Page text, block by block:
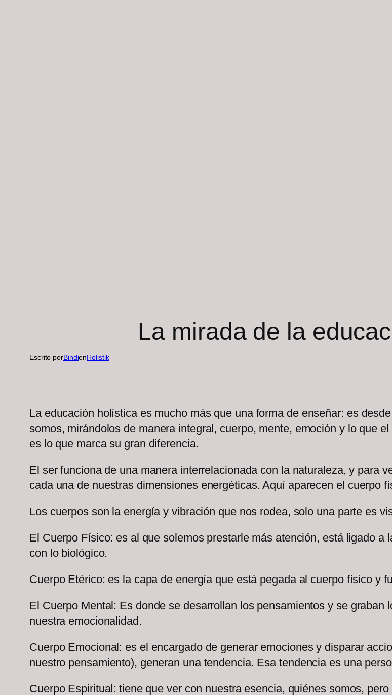
La mirada de la
Escrito porBindienHolistik
La educación holística es mucho más que una forma de enseñar: es
somos, mirándolos de manera integral, cuerpo, mente, emoción y lo que
es lo que marca su gran diferencia.
El ser funciona de una manera interrelacionada con la naturaleza, y para
cada una de nuestras dimensiones energéticas. Aquí aparecen el cuerpo
Los cuerpos son la energía y vibración que nos rodea, solo una parte es
El Cuerpo Físico: es al que solemos prestarle más atención, está ligado
con lo biológico.
Cuerpo Etérico: es la capa de energía que está pegada al cuerpo físico y
El Cuerpo Mental: Es donde se desarrollan los pensamientos y se graban
nuestra emocionalidad.
Cuerpo Emocional: es el encargado de generar emociones y disparar
nuestro pensamiento), generan una tendencia. Esa tendencia es una
Cuerpo Espiritual: tiene que ver con nuestra esencia, quiénes somos,